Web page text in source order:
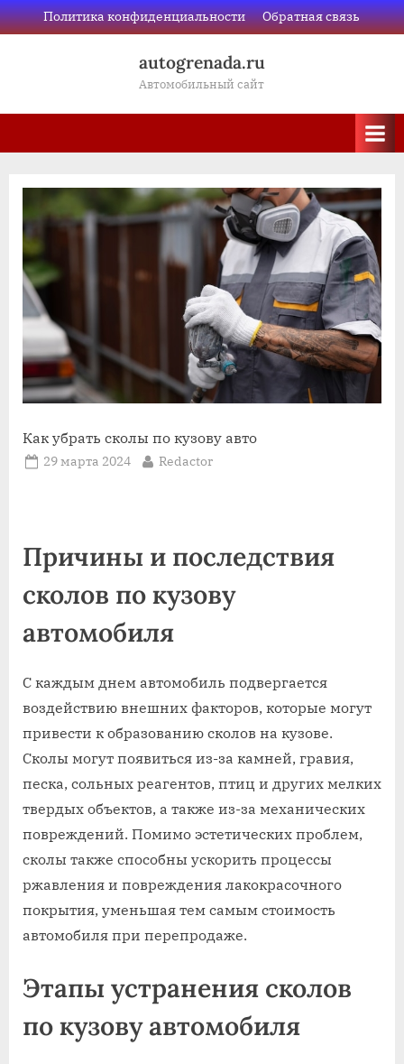
Skip
to
Политика конфиденциальности Обратная связь
autogrenada.ru
Автомобильный сайт
Как убрать сколы по кузову авто
Posted
29 марта 2024 By
Redactor
Причины и последствия
сколов по кузову
автомобиля
С каждым днем автомобиль подвергается
воздействию внешних факторов, которые могут
привести к образованию сколов на кузове.
Сколы могут появиться из-за камней, гравия,
песка, сольных реагентов, птиц и других мелких
твердых объектов, а также из-за механических
повреждений. Помимо эстетических проблем,
сколы также способны ускорить процессы
ржавления и повреждения лакокрасочного
покрытия, уменьшая тем самым стоимость
автомобиля при перепродаже.
Этапы устранения сколов
по кузову автомобиля